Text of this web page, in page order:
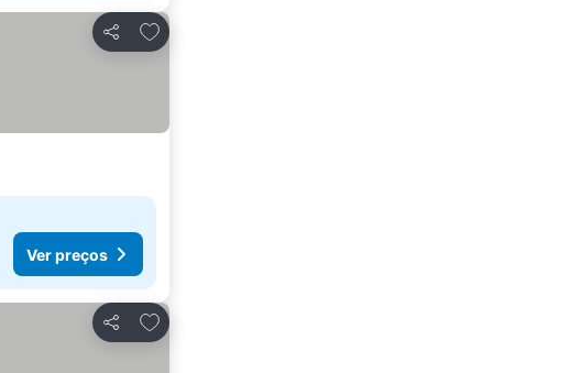
Partilhar
Adicionar aos favoritos
Ver preços
Partilhar
Adicionar aos favoritos